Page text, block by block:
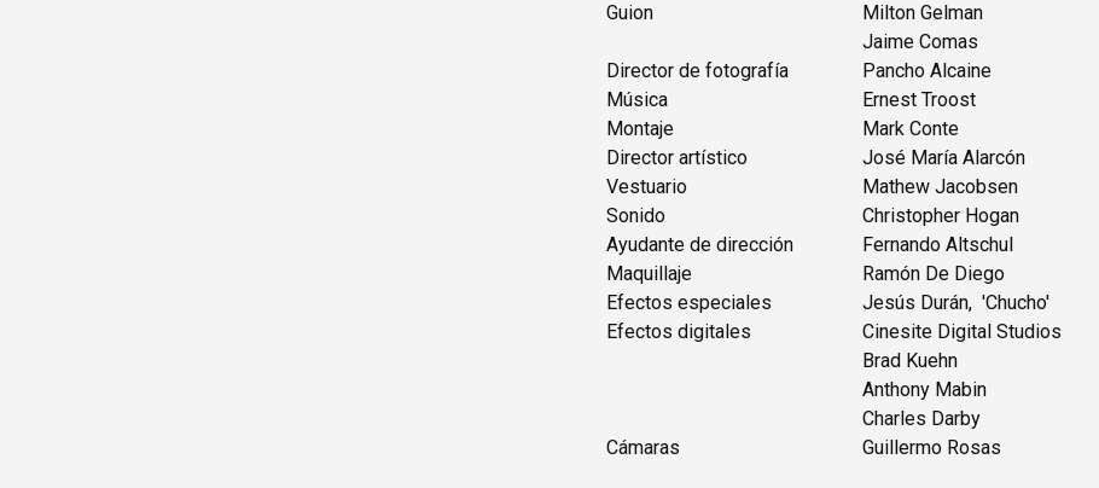
Guion
Milton Gelman
Jaime Comas
Director de fotografía
Pancho Alcaine
Música
Ernest Troost
Montaje
Mark Conte
Director artístico
José María Alarcón
Vestuario
Mathew Jacobsen
Sonido
Christopher Hogan
Ayudante de dirección
Fernando Altschul
Maquillaje
Ramón De Diego
Efectos especiales
Jesús Durán, 'Chucho'
Efectos digitales
Cinesite Digital Studios
Brad Kuehn
Anthony Mabin
Charles Darby
Cámaras
Guillermo Rosas